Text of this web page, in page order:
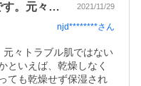
今回4回目です。ずっとこれです。元々ト… 2021/11/29
njd********さん
々トラブル肌ではない
といえば、乾燥しなく
ても乾燥せず保湿され